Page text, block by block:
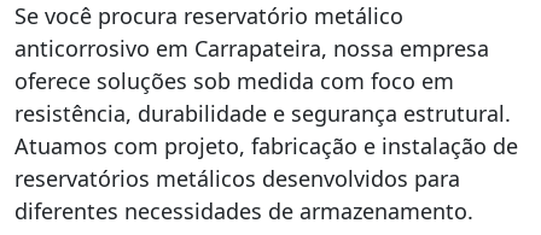
Se você procura reservatório metálico
anticorrosivo em Carrapateira, nossa empresa
oferece soluções sob medida com foco em
resistência, durabilidade e segurança estrutural.
Atuamos com projeto, fabricação e instalação de
reservatórios metálicos desenvolvidos para
diferentes necessidades de armazenamento.